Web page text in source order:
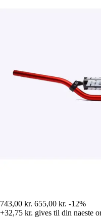
743,00 kr. 655,00 kr. -12%
+32,75 kr. gives til din naeste